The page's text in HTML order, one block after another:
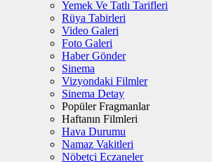
Yemek Ve Tatlı Tarifleri
Rüya Tabirleri
Video Galeri
Foto Galeri
Haber Gönder
Sinema
Vizyondaki Filmler
Sinema Detay
Popüler Fragmanlar
Haftanın Filmleri
Hava Durumu
Namaz Vakitleri
Nöbetçi Eczaneler